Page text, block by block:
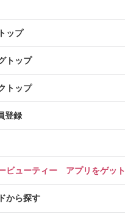
ップ
トップ
トップ
登録
ビューティー アプリをゲット
から探す